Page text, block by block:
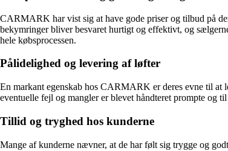
CARMARK har vist sig at have gode priser og tilbud på
bekymringer bliver besvaret hurtigt og effektivt, og
hele købsprocessen.
Pålidelighed og levering af løfter
En markant egenskab hos CARMARK er deres evne til
eventuelle fejl og mangler er blevet håndteret prompte og
Tillid og tryghed hos kunderne
Mange af kunderne nævner, at de har følt sig trygge og